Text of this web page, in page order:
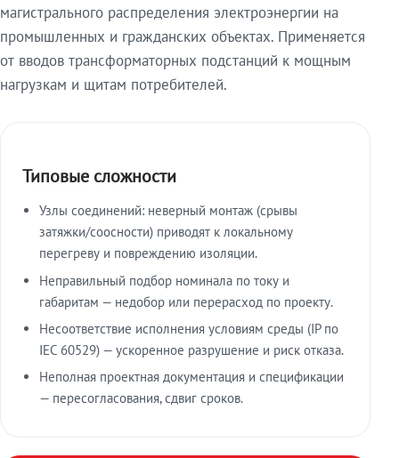
магистрального распределения электроэнергии на
промышленных и гражданских объектах. Применяется
от вводов трансформаторных подстанций к мощным
нагрузкам и щитам потребителей.
Типовые сложности
Узлы соединений: неверный монтаж (срывы
затяжки/соосности) приводят к локальному
перегреву и повреждению изоляции.
Неправильный подбор номинала по току и
габаритам — недобор или перерасход по проекту.
Несоответствие исполнения условиям среды (IP по
IEC 60529) — ускоренное разрушение и риск отказа.
Неполная проектная документация и спецификации
— пересогласования, сдвиг сроков.